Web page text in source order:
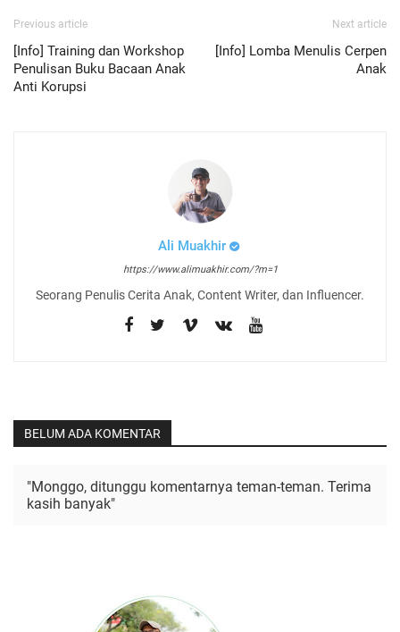
Previous article
[Info] Training dan Workshop
Penulisan Buku Bacaan Anak
Anti Korupsi
Next article
[Info] Lomba Menulis Cerpen
Anak
Ali Muakhir
https://www.alimuakhir.com/?m=1
Seorang Penulis Cerita Anak, Content Writer, dan Influencer.
BELUM ADA KOMENTAR
"Monggo, ditunggu komentarnya teman-teman. Terima
kasih banyak"